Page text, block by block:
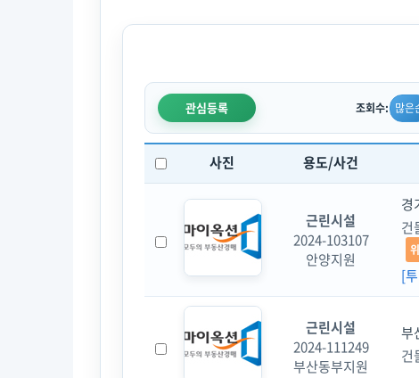
관심등록 조회수: 많은
사진 용도/사건
근린시설
2024-103107
안양지원
경
건
[
근린시설
2024-111249
부산동부지원
부
건